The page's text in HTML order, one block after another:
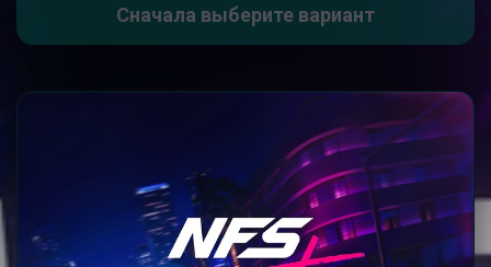
Сначала выберите вариант